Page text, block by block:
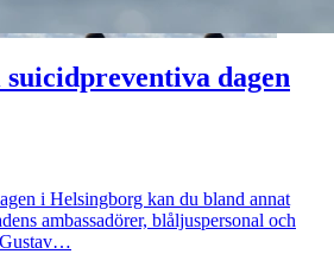
dagen
i Helsingborg kan du bland annat
ambassadörer, blåljuspersonal och